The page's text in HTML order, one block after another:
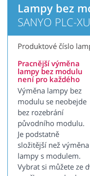
Lampy bez
SANYO PLC-
Produktové číslo
Pracnější výměna
lampy bez modulu
není pro každého
Výměna lampy bez
modulu se neobejde
bez rozebrání
původního modulu.
Je podstatně
složitější než výměna
lampy s modulem.
Vybrat si můžete ze